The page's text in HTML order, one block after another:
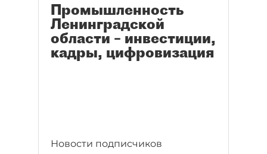
Промышленность
Ленинградской
области – инвестиции,
кадры, цифровизация
Новости подписчиков